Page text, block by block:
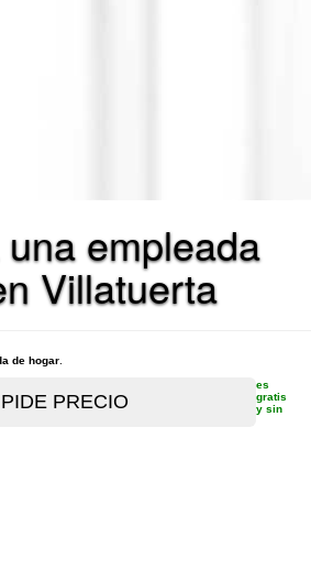
empleada
Villatuerta
de hogar
es
gratis
y sin